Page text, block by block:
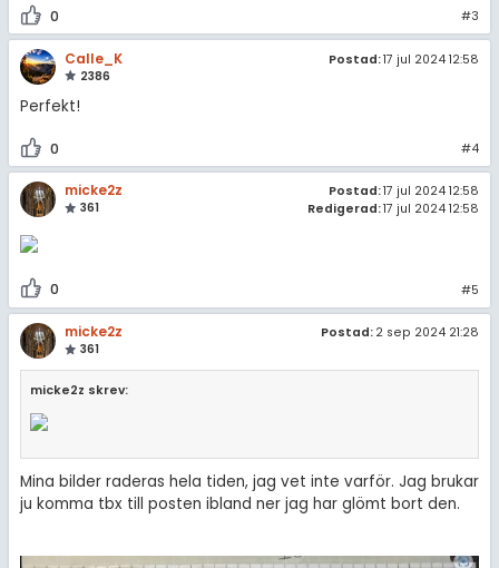
0 #3
Calle_K
2386
Postad:17 jul 2024 12:58
Perfekt!
0 #4
micke2z
361
Postad:17 jul 2024 12:58
Redigerad:17 jul 2024 12:58
0 #5
micke2z
361
Postad: 2 sep 2024 21:28
micke2z skrev:
Mina bilder raderas hela tiden, jag vet inte varför. Jag brukar
ju komma tbx till posten ibland ner jag har glömt bort den.